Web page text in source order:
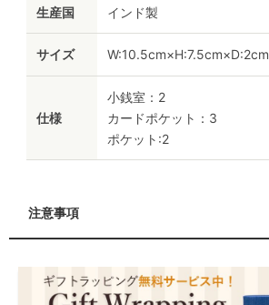
生産国 インド製
サイズ W:10.5cm×H:7.5cm×D:2cm
仕様
小銭室：2
カードポケット：3
ポケット:2
注意事項